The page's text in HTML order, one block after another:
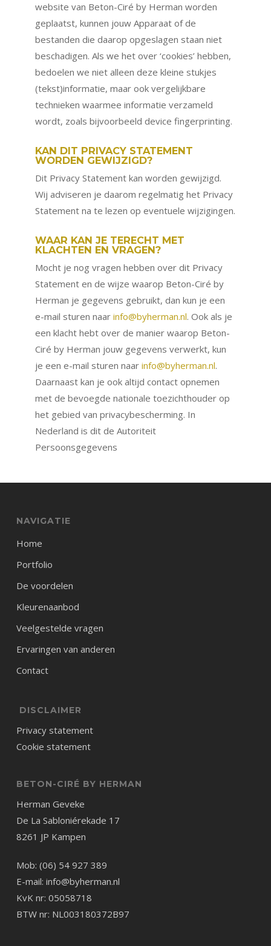
website van Beton-Ciré by Herman worden
geplaatst, kunnen jouw Apparaat of de
bestanden die daarop opgeslagen staan niet
beschadigen. Als we het over ‘cookies’ hebben,
bedoelen we niet alleen deze kleine stukjes
(tekst)informatie, maar ook vergelijkbare
technieken waarmee informatie verzameld
wordt, zoals bijvoorbeeld device fingerprinting.
KAN DIT PRIVACY STATEMENT
WORDEN GEWIJZIGD?
Dit Privacy Statement kan worden gewijzigd.
Wij adviseren je daarom regelmatig het Privacy
Statement na te lezen op eventuele wijzigingen.
WAAR KAN JE TERECHT MET
KLACHTEN EN VRAGEN?
Mocht je nog vragen hebben over dit Privacy
Statement en de wijze waarop Beton-Ciré by
Herman je gegevens gebruikt, dan kun je een
e-mail sturen naarinfo@byherman.nl. Ook als je
een klacht hebt over de manier waarop Beton-
Ciré by Herman jouw gegevens verwerkt, kun
je een e-mail sturen naarinfo@byherman.nl.
Daarnaast kan je ook altijd contact opnemen
met de bevoegde nationale toezichthouder op
het gebied van privacybescherming. In
Nederland is dit de Autoriteit
Persoonsgegevens
NAVIGATIE
Home
Portfolio
De voordelen
Kleurenaanbod
Veelgestelde vragen
Ervaringen van anderen
Contact
DISCLAIMER
Privacy statement
Cookie statement
BETON-CIRÉ BY HERMAN
Herman Geveke
De La Sabloniérekade 17
8261 JP Kampen
Mob: (06) 54 927 389
E-mail: info@byherman.nl
KvK nr: 05058718
BTW nr: NL003180372B97